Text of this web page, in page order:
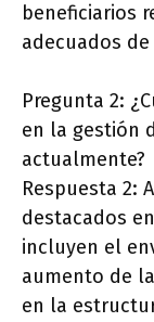
beneficiarios
adecuados
Pregunta 2:
en la gestión
actualmente?
Respuesta 2:
destacados
incluyen el
aumento de
en la